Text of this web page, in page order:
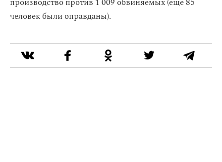
человек были оправданы).